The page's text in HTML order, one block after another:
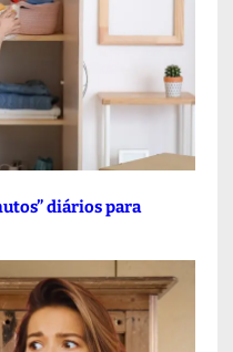
diários para